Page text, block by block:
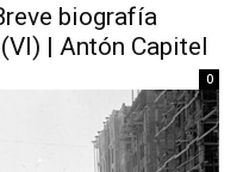
biografía
| Antón Capitel
0